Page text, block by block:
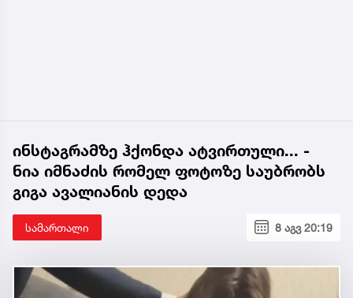
ინსტაგრამზე ჰქონდა ატვირთული... -
ნია იმნაძის რომელ ფოტოზე საუბრობს
გიგა ავალიანის დედა
სამართალი 8 აგვ 20:19